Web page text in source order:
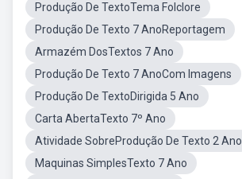
Produção De TextoTema Folclore
Produção De Texto 7 AnoReportagem
Armazém DosTextos 7 Ano
Produção De Texto 7 AnoCom Imagens
Produção De TextoDirigida 5 Ano
Carta AbertaTexto 7º Ano
Atividade SobreProdução De Texto 2 Ano
Maquinas SimplesTexto 7 Ano